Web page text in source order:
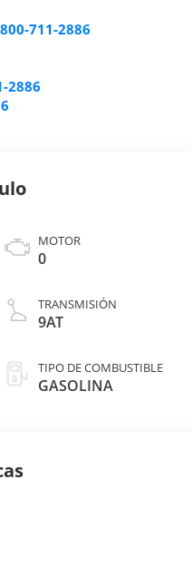
800-711-2886
2886
MOTOR
0
TRANSMISIÓN
9AT
TIPO DE COMBUSTIBLE
GASOLINA